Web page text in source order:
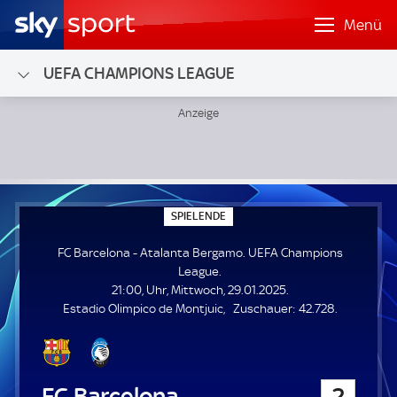
Menü
UEFA CHAMPIONS LEAGUE
FC Barcelona - Atalanta Bergamo; UEFA Champions League
SPIELENDE
P
E
N
FC Barcelona - Atalanta Bergamo. UEFA Champions
League.
21:00, Uhr, Mittwoch, 29.01.2025.
Estadio Olimpico de Montjuic
Zuschauer: Z
42.728.